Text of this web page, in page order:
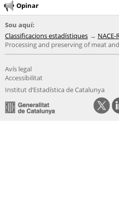
Opinar
Sou aquí:
Classificacions estadístiques
NACE-
Processing and preserving of meat
Avís legal
Accessibilitat
Institut d’Estadística de Catalunya